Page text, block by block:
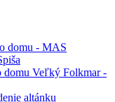
domu - MAS
domu Veľký Folkmar -
altánku